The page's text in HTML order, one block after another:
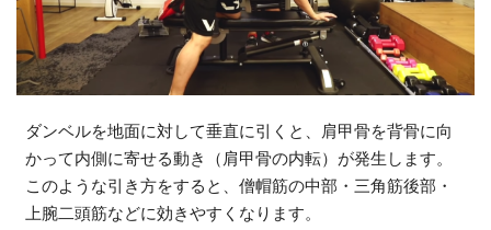
ダンベルを地面に対して垂直に引くと、肩甲骨を背骨に向
かって内側に寄せる動き（肩甲骨の内転）が発生します。
このような引き方をすると、僧帽筋の中部・三角筋後部・
上腕二頭筋などに効きやすくなります。